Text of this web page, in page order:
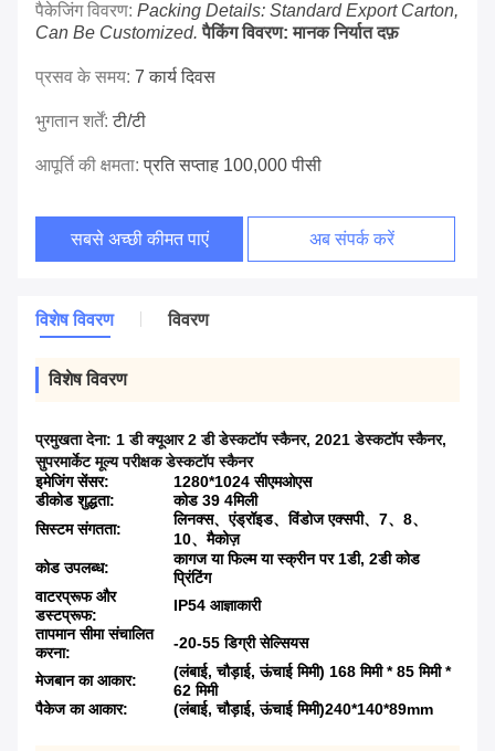
पैकेजिंग विवरण: Packing Details: Standard Export Carton,
Can Be Customized. पैकिंग विवरण: मानक निर्यात दफ़
प्रसव के समय: 7 कार्य दिवस
भुगतान शर्तें:टी/टी
आपूर्ति की क्षमता:प्रति सप्ताह 100,000 पीसी
सबसे अच्छी कीमत पाएं अब संपर्क करें
विशेष विवरण विवरण
विशेष विवरण
प्रमुखता देना: 1 डी क्यूआर 2 डी डेस्कटॉप स्कैनर, 2021 डेस्कटॉप स्कैनर,
सुपरमार्केट मूल्य परीक्षक डेस्कटॉप स्कैनर
इमेजिंग सेंसर:
1280*1024 सीएमओएस
डीकोड शुद्धता:
कोड 39 4मिली
सिस्टम संगतता:
लिनक्स、एंड्रॉइड、विंडोज एक्सपी、7、8、
10、मैकोज़
कोड उपलब्ध:
कागज या फिल्म या स्क्रीन पर 1डी, 2डी कोड
प्रिंटिंग
वाटरप्रूफ और
डस्टप्रूफ:
IP54 आज्ञाकारी
तापमान सीमा संचालित
करना:
-20-55 डिग्री सेल्सियस
मेजबान का आकार:
(लंबाई, चौड़ाई, ऊंचाई मिमी) 168 मिमी * 85 मिमी *
62 मिमी
पैकेज का आकार:
(लंबाई, चौड़ाई, ऊंचाई मिमी)240*140*89mm